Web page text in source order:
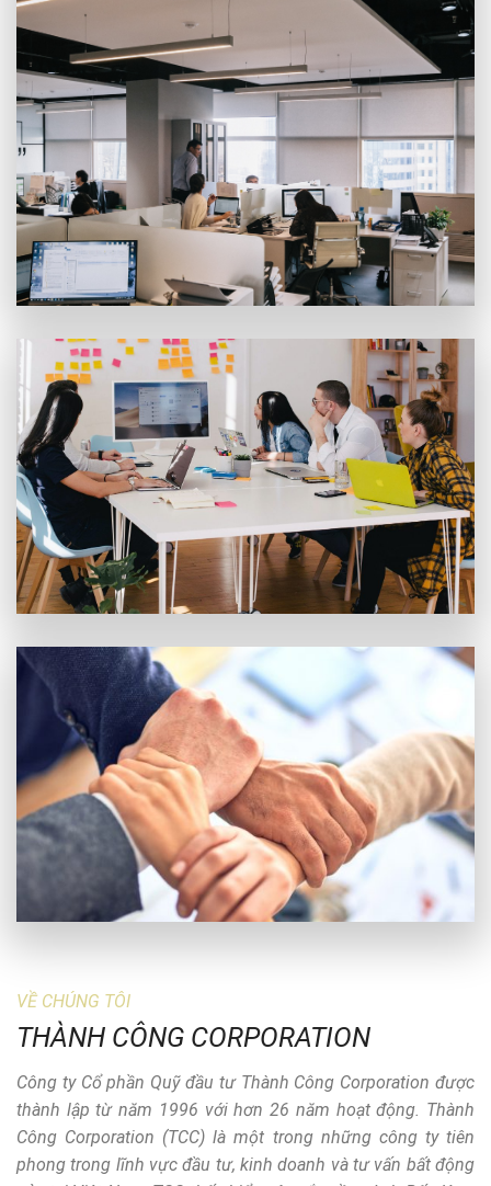
VỀ CHÚNG TÔI
THÀNH CÔNG CORPORATION
Công ty Cổ phần Quỹ đầu tư Thành Công Corporation được
thành lập từ năm 1996 với hơn 26 năm hoạt động. Thành
Công Corporation (TCC) là một trong những công ty tiên
phong trong lĩnh vực đầu tư, kinh doanh và tư vấn bất động